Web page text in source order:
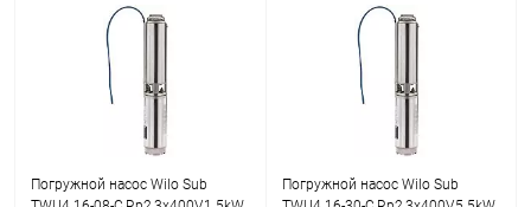
Погружной насос Wilo Sub
Погружной насос Wilo Sub